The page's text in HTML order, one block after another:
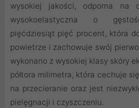
wysokiej jakości, odporna na
wysokoelastyczna o
pięćdziesiąt pięć procent, która
powietrze i zachowuje swój
wykonano z wysokiej klasy skóry
półtora milimetra, która cechuje
na przecieranie oraz jest
pielęgnacji i czyszczeniu.